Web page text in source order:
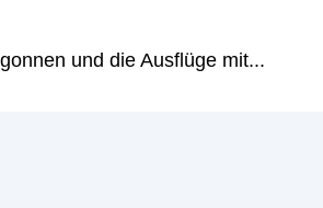
und die Ausflüge mit...